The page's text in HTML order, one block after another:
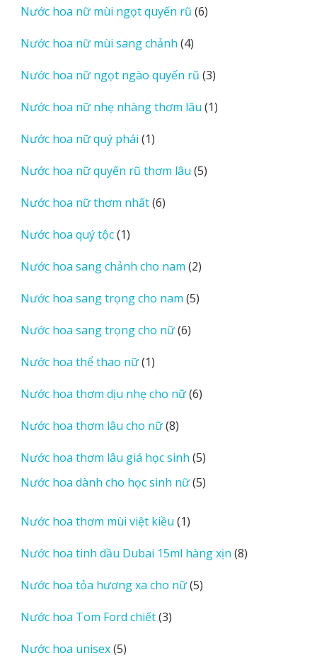
phẩm
Nước hoa nữ mùi ngọt quyến rũ 66
Nước hoa nữ mùi sang chảnh 44
phẩm
Nước hoa nữ ngọt ngào quyến rũ 33
phẩm
Nước hoa nữ nhẹ nhàng thơm lâu 11
Nước hoa nữ quý phái 11
phẩm
Nước hoa nữ quyến rũ thơm lâu 55
Nước hoa nữ thơm nhất 66
Nước hoa quý tộc 11
phẩm
Nước hoa sang chảnh cho nam 22
phẩm
Nước hoa sang trọng cho nam 55
Nước hoa sang trọng cho nữ 66
Nước hoa thể thao nữ 11
phẩm
Nước hoa thơm dịu nhẹ cho nữ 66
Nước hoa thơm lâu cho nữ 88
phẩm
Nước hoa thơm lâu giá học sinh 55
sản
phẩm
Nước hoa dành cho học sinh nữ 55
Nước hoa thơm mùi việt kiều 11
phẩm
Nước hoa tinh dầu Dubai 15ml hàng xịn 88
Nước hoa tỏa hương xa cho nữ 55
Nước hoa Tom Ford chiết 33
Nước hoa unisex 55